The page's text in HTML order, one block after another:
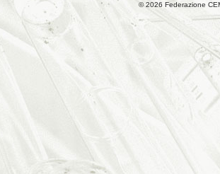
© 2026 Federazione